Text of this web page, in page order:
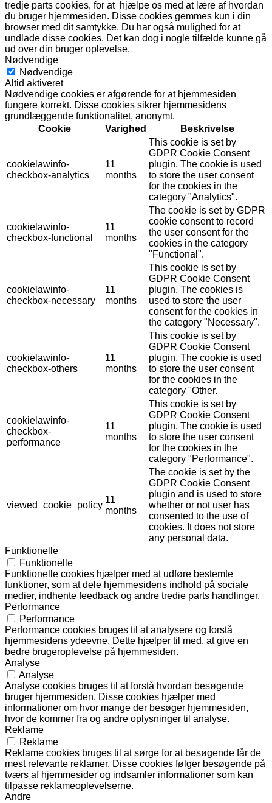
tredje parts cookies, for at hjælpe os med at lære af hvordan
du bruger hjemmesiden. Disse cookies gemmes kun i din
browser med dit samtykke. Du har også mulighed for at
undlade disse cookies. Det kan dog i nogle tilfælde kunne gå
ud over din bruger oplevelse.
Nødvendige
Nødvendige
Altid aktiveret
Nødvendige cookies er afgørende for at hjemmesiden
fungere korrekt. Disse cookies sikrer hjemmesidens
grundlæggende funktionalitet, anonymt.
Cookie
Varighed Beskrivelse
cookielawinfo-
checkbox-analytics
11
months
This cookie is set by
GDPR Cookie Consent
plugin. The cookie is used
to store the user consent
for the cookies in the
category "Analytics".
cookielawinfo-
checkbox-functional
11
months
The cookie is set by GDPR
cookie consent to record
the user consent for the
cookies in the category
"Functional".
cookielawinfo-
checkbox-necessary
11
months
This cookie is set by
GDPR Cookie Consent
plugin. The cookies is
used to store the user
consent for the cookies in
the category "Necessary".
cookielawinfo-
checkbox-others
11
months
This cookie is set by
GDPR Cookie Consent
plugin. The cookie is used
to store the user consent
for the cookies in the
category "Other.
cookielawinfo-
checkbox-
performance
11
months
This cookie is set by
GDPR Cookie Consent
plugin. The cookie is used
to store the user consent
for the cookies in the
category "Performance".
viewed_cookie_policy
11
months
The cookie is set by the
GDPR Cookie Consent
plugin and is used to store
whether or not user has
consented to the use of
cookies. It does not store
any personal data.
Funktionelle
Funktionelle
Funktionelle cookies hjælper med at udføre bestemte
funktioner, som at dele hjemmesidens indhold på sociale
medier, indhente feedback og andre tredie parts handlinger.
Performance
Performance
Performance cookies bruges til at analysere og forstå
hjemmesidens ydeevne. Dette hjælper til med, at give en
bedre brugeroplevelse på hjemmesiden.
Analyse
Analyse
Analyse cookies bruges til at forstå hvordan besøgende
bruger hjemmesiden. Disse cookies hjælper med
informationer om hvor mange der besøger hjemmesiden,
hvor de kommer fra og andre oplysninger til analyse.
Reklame
Reklame
Reklame cookies bruges til at sørge for at besøgende får de
mest relevante reklamer. Disse cookies følger besøgende på
tværs af hjemmesider og indsamler informationer som kan
tilpasse reklameoplevelserne.
Andre